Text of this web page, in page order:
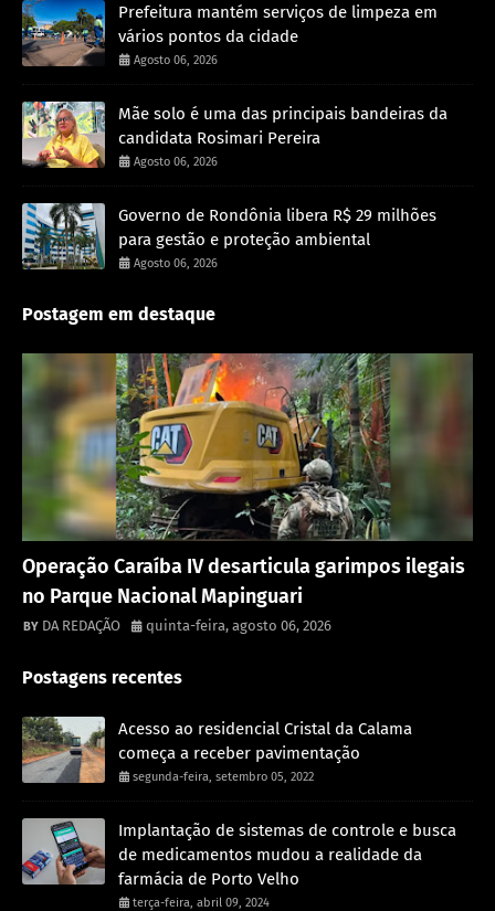
Prefeitura mantém serviços de limpeza em
vários pontos da cidade
Agosto 06, 2026
Mãe solo é uma das principais bandeiras da
candidata Rosimari Pereira
Agosto 06, 2026
Governo de Rondônia libera R$ 29 milhões
para gestão e proteção ambiental
Agosto 06, 2026
Postagem em destaque
Operação Caraíba IV desarticula garimpos ilegais
no Parque Nacional Mapinguari
DA REDAÇÃO quinta-feira, agosto 06, 2026
Postagens recentes
Acesso ao residencial Cristal da Calama
começa a receber pavimentação
segunda-feira, setembro 05, 2022
Implantação de sistemas de controle e busca
de medicamentos mudou a realidade da
farmácia de Porto Velho
terça-feira, abril 09, 2024